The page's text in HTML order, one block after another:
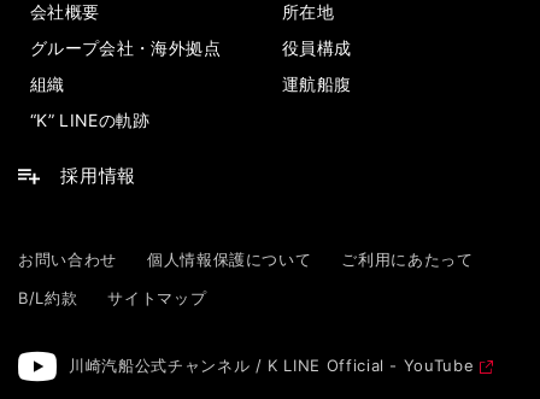
会社概要
所在地
グループ会社・海外拠点
役員構成
組織
運航船腹
“K” LINEの軌跡
採用情報
お問い合わせ 個人情報保護について
ご利用にあたって
B/L約款
サイトマップ
川崎汽船公式チャンネル / K LINE Official - YouTube